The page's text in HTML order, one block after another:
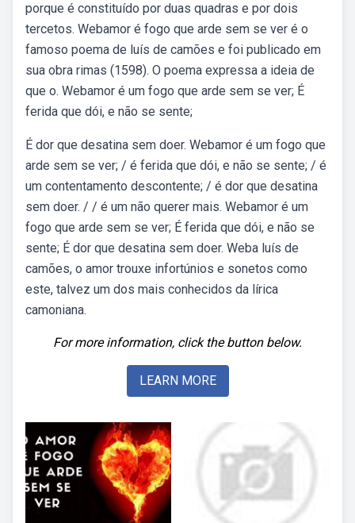
porque é constituído por duas quadras e por dois
tercetos. Webamor é fogo que arde sem se ver é o
famoso poema de luís de camões e foi publicado em
sua obra rimas (1598). O poema expressa a ideia de
que o. Webamor é um fogo que arde sem se ver; É
ferida que dói, e não se sente;
É dor que desatina sem doer. Webamor é um fogo que
arde sem se ver; / é ferida que dói, e não se sente; / é
um contentamento descontente; / é dor que desatina
sem doer. / / é um não querer mais. Webamor é um
fogo que arde sem se ver; É ferida que dói, e não se
sente; É dor que desatina sem doer. Weba luís de
camões, o amor trouxe infortúnios e sonetos como
este, talvez um dos mais conhecidos da lírica
camoniana.
For more information, click the button below.
LEARN MORE